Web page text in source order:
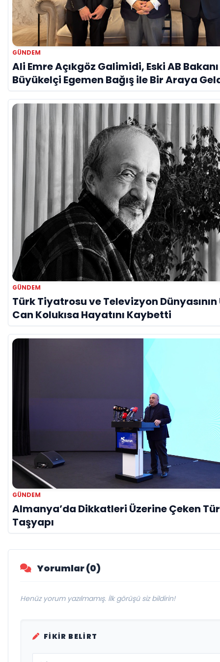
GÜNDEM
Ali Emre Açıkgöz Galimidi, Eski AB
Büyükelçi Egemen Bağış ile Bir Araya
GÜNDEM
Türk Tiyatrosu ve Televizyon
Can Kolukısa Hayatını Kaybetti
GÜNDEM
Almanya’da Dikkatleri Üzerine Çeken
Taşyapı
Yorumlar (0)
Henüz yorum yazılmamış. İlk görüşü siz bildirin!
FIKIR BELIRT